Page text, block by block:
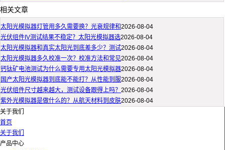
相关文章
太阳光模拟器灯管用多久需要换？光衰规律和2026-08-04
光伏组件IV测试结果不稳定？太阳光模拟器选2026-08-04
太阳光模拟器和真实太阳光到底差多少？测试2026-08-04
太阳光模拟器多久校准一次？校准方法和常见2026-08-04
钙钛矿电池测试为什么需要专用太阳光模拟器2026-08-04
国产太阳光模拟器到底能不能打？从性能到服2026-08-04
光伏组件尺寸越来越大，测试设备跟得上吗？ 2026-08-04
紫外光模拟器是做什么的？从航天材料到皮肤2026-08-04
关于我们
首页
关于我们
产品中心